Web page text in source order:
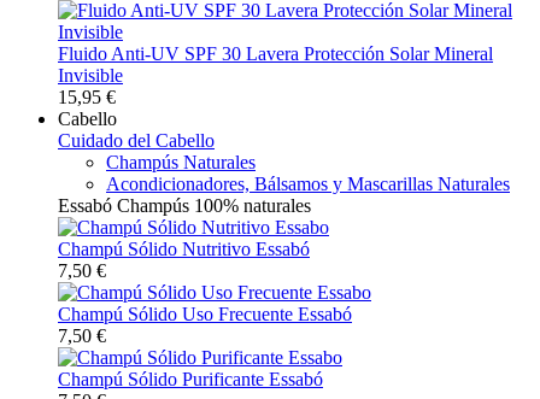
Fluido Anti-UV SPF 30 Lavera Protección Solar Mineral
Invisible
15,95 €
Cabello
Cuidado del Cabello
Champús Naturales
Acondicionadores, Bálsamos y Mascarillas Naturales
Essabó Champús 100% naturales
Champú Sólido Nutritivo Essabó
7,50 €
Champú Sólido Uso Frecuente Essabó
7,50 €
Champú Sólido Purificante Essabó